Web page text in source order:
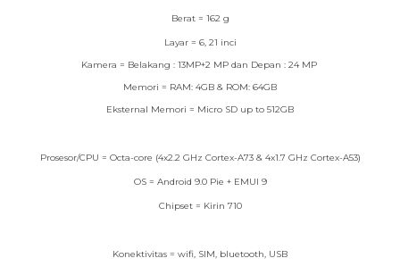
Berat = 162 g
Layar = 6, 21 inci
Kamera = Belakang : 13MP+2 MP dan Depan : 24 MP
Memori = RAM: 4GB & ROM: 64GB
Eksternal Memori = Micro SD up to 512GB
Prosesor/CPU = Octa-core (4x2.2 GHz Cortex-A73 & 4x1.7 GHz Cortex-A53)
OS = Android 9.0 Pie + EMUI 9
Chipset = Kirin 710
Konektivitas = wifi, SIM, bluetooth, USB